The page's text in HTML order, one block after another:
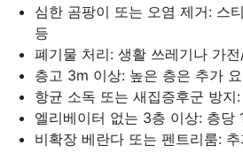
심한 곰팡이 또는 오염 제거: 스
등
폐기물 처리: 생활 쓰레기나 가
층고 3m 이상: 높은 층은 추가
항균 소독 또는 새집증후군 방지
엘리베이터 없는 3층 이상: 층당
비확장 베란다 또는 펜트리룸: